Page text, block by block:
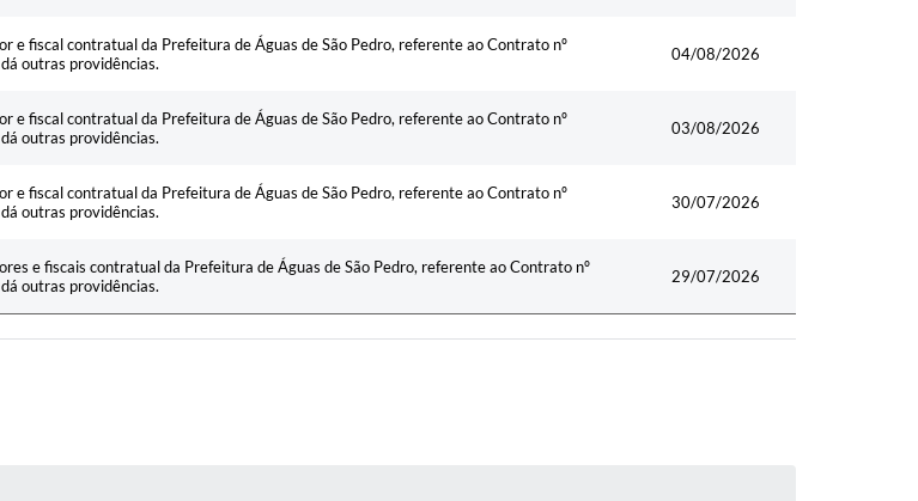
e fiscal contratual da Prefeitura de Águas de São Pedro, referente ao Contrato nº
outras providências.
04/08/2026
e fiscal contratual da Prefeitura de Águas de São Pedro, referente ao Contrato nº
outras providências.
03/08/2026
e fiscal contratual da Prefeitura de Águas de São Pedro, referente ao Contrato nº
outras providências.
30/07/2026
e fiscais contratual da Prefeitura de Águas de São Pedro, referente ao Contrato nº
outras providências.
29/07/2026